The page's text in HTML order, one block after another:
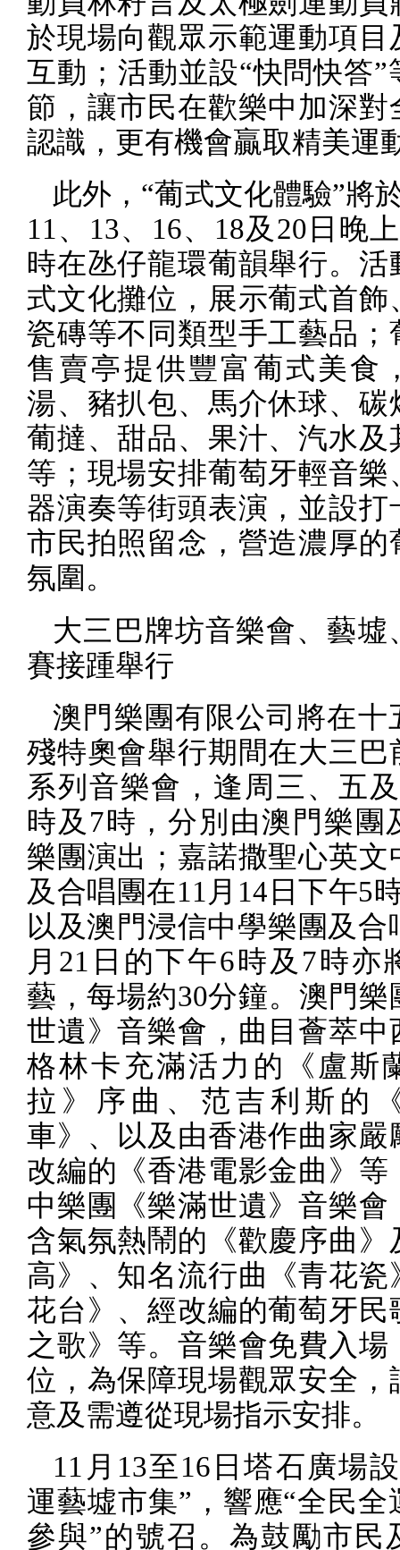
於現場向觀眾示範運動項目
互動；活動並設“快問快答”
節，讓市民在歡樂中加深對
認識，更有機會贏取精美運
此外，“葡式文化體驗”將
11、 13、 16、 18及 20 日晚上
時在氹仔龍環葡韻舉行。活
式文化攤位，展示葡式首飾
瓷磚等不同類型手工藝品；
售賣亭提供豐富葡式美食
湯、豬扒包、馬介休球、碳
葡撻、甜品、果汁、汽水及
等；現場安排葡萄牙輕音樂
器演奏等街頭表演，並設打
市民拍照留念，營造濃厚的
氛圍。
大三巴牌坊音樂會、藝墟
賽接踵舉行
澳門樂團有限公司將在十
殘特奧會舉行期間在大三巴
系列音樂會，逢周三、五
時及 7時，分別由澳門樂團
樂團演出；嘉諾撒聖心英文
及合唱團在11 月 14 日下午5
以及澳門浸信中學樂團及合
月 21 日的下午6時及 7時亦
藝，每場約30分鐘。澳門樂
世遺》音樂會，曲目薈萃中
格林卡充滿活力的《盧斯
拉》序曲、范吉利斯的
車》、以及由香港作曲家嚴
改編的《香港電影金曲》等
中樂團《樂滿世遺》音樂會
含氣氛熱鬧的《歡慶序曲》
高》、知名流行曲《青花瓷
花台》、經改編的葡萄牙民
之歌》等。音樂會免費入場
位，為保障現場觀眾安全，
意及需遵從現場指示安排。
11 月 13至16 日塔石廣場
運藝墟市集”，響應“全民全
參與”的號召。為鼓勵市民